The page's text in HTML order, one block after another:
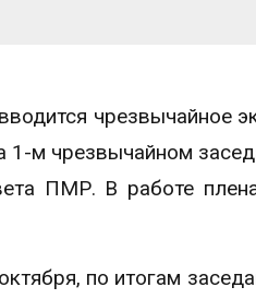
чрезвычайное
1-м чрезвычайном
ПМР. В работе
по итогам